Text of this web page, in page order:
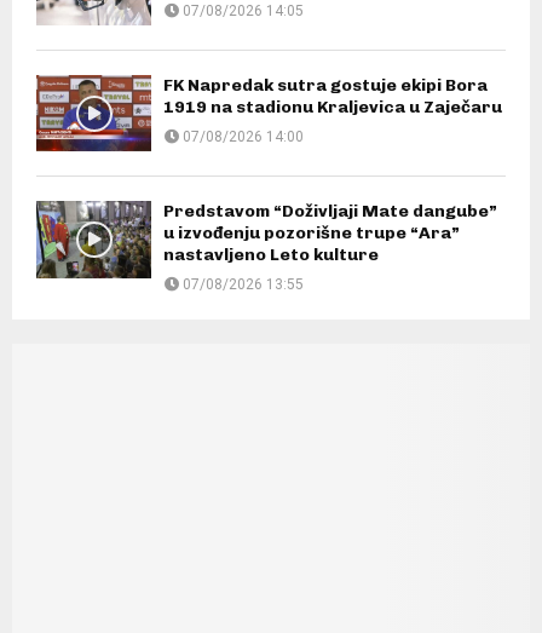
07/08/2026 14:05
FK Napredak sutra gostuje ekipi Bora
1919 na stadionu Kraljevica u Zaječaru
07/08/2026 14:00
Predstavom “Doživljaji Mate dangube”
u izvođenju pozorišne trupe “Ara”
nastavljeno Leto kulture
07/08/2026 13:55